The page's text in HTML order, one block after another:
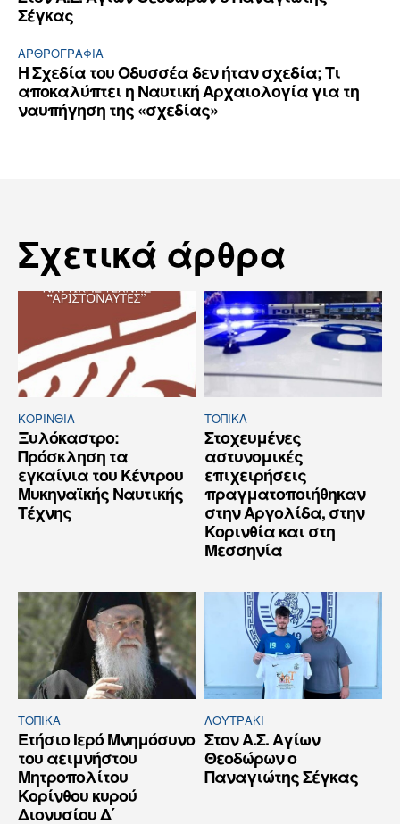
Σέγκας
ΑΡΘPΟΓΡΑΦΙΑ
Η Σχεδία του Οδυσσέα δεν ήταν σχεδία; Τι
αποκαλύπτει η Ναυτική Αρχαιολογία για τη
ναυπήγηση της «σχεδίας»
Σχετικά άρθρα
ΚΟΡΙΝΘΊΑ
Ξυλόκαστρο:
Πρόσκληση τα
εγκαίνια του Κέντρου
Μυκηναϊκής Ναυτικής
Τέχνης
ΤΟΠΙΚΑ
Στοχευμένες
αστυνομικές
επιχειρήσεις
πραγματοποιήθηκαν
στην Αργολίδα, στην
Κορινθία και στη
Μεσσηνία
ΤΟΠΙΚΑ
Ετήσιο Ιερό Μνημόσυνο
του αειμνήστου
Μητροπολίτου
Κορίνθου κυρού
Διονυσίου Δ΄
ΛΟΥΤΡΆΚΙ
Στον Α.Σ. Αγίων
Θεοδώρων ο
Παναγιώτης Σέγκας